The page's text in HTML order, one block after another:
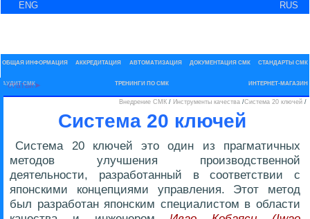
ENG RUS
ОБЩАЯ ИНФОРМАЦИЯ АККРЕДИТАЦИЯ АВТОМАТИЗАЦИЯ ДОКУМЕНТАЦИЯ СМК СТАНДАРТЫ СМК
АУДИТ СМК ТРЕНИНГИ ПО СМК ИНТЕРНЕТ-МАГАЗИН
Внедрение СМК / Инструменты качества /Система 20 ключей/
Система 20 ключей
Система 20 ключей это один из прагматичных
методов улучшения производственной
деятельности, разработанный в соответствии с
японскими концепциями управления. Этот метод
был разработан японским специалистом в области
статьи